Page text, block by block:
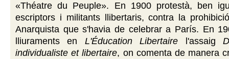
«Théatre du Peuple». En 1900 protestà, ben
escriptors i militants llibertaris, contra la
Anarquista que s'havia de celebrar a París. En
lliuraments en L'Éducation Libertaire l'assaig
individualiste et libertaire, on comenta de manera